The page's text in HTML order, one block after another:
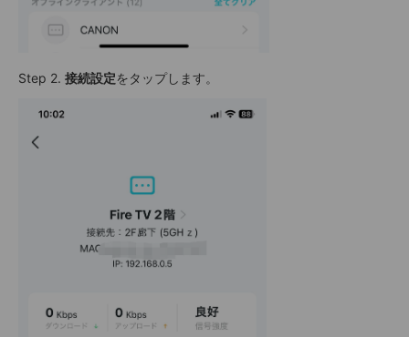
Step 2. 接続設定をタップします。